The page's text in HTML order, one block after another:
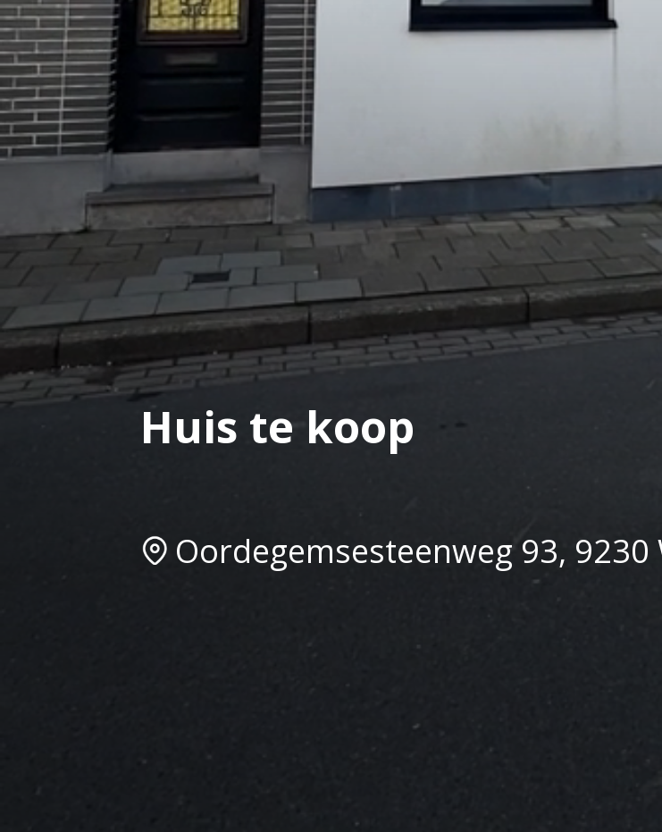
Huis te koop
Oordegemsesteenweg 93, 9230